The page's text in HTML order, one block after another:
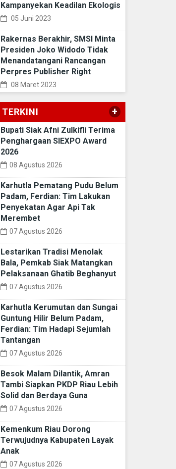
Kampanyekan Keadilan Ekologis
05 Juni 2023
Rakernas Berakhir, SMSI Minta
Presiden Joko Widodo Tidak
Menandatangani Rancangan
Perpres Publisher Right
08 Maret 2023
TERKINI +
Bupati Siak Afni Zulkifli Terima
Penghargaan SIEXPO Award
2026
08 Agustus 2026
Karhutla Pematang Pudu Belum
Padam, Ferdian: Tim Lakukan
Penyekatan Agar Api Tak
Merembet
07 Agustus 2026
Lestarikan Tradisi Menolak
Bala, Pemkab Siak Matangkan
Pelaksanaan Ghatib Beghanyut
07 Agustus 2026
Karhutla Kerumutan dan Sungai
Guntung Hilir Belum Padam,
Ferdian: Tim Hadapi Sejumlah
Tantangan
07 Agustus 2026
Besok Malam Dilantik, Amran
Tambi Siapkan PKDP Riau Lebih
Solid dan Berdaya Guna
07 Agustus 2026
Kemenkum Riau Dorong
Terwujudnya Kabupaten Layak
Anak
07 Agustus 2026